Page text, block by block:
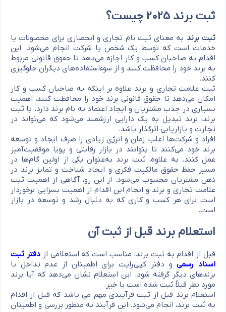
ثبت برند 2025 چیست؟
ثبت برند به معنای ثبت نام تجاری و انحصاری برای محصولات یا
خدمات است که توسط یک شخص یا شرکت انجام می‌شود. این
اقدام به صاحبان کسب و کار اجازه می‌دهد تا حقوق قانونی مربوط
به برند خود را محافظت کنند و از سوءاستفاده‌های دیگران جلوگیری
کنند.
ثبت علامت تجاری و برند علاوه بر اینکه به صاحبان کسب و کار
امکان می‌دهد تا حقوق قانونی برند خود را محافظت کنند، اهمیت
بسیاری در جذب مشتریان و ایجاد اعتماد به نام برند دارد. با ثبت
برند، برند تبدیل به یک دارایی ارزشمند می‌شود که می‌تواند در
تجارت و بازاریابی اثرگذار باشد.
افراد و شرکت‌ها اغلب زمان و انرژی زیادی را صرف ایجاد و توسعه
برند خود می‌کنند تا بتوانند در بازار رقابتی و پویا موفقیت‌آمیز
عمل کنند. به علاوه، ثبت برند به‌عنوان یکی از اولین گام‌ها در
مسیر حفظ حقوق مالکیت فکری و ایجاد شناخت و تمایز برند در
ذهن مشتریان محسوب می‌شود. از این رو، آگاهی از اهمیت ثبت
علامت تجاری و برند و انجام این اقدام از اهمیت بسزایی برخوردار
است برای هر کسب و کاری که به دنبال رشد و توسعه در بازار
است.
استعلام برند قبل از ثبت آن
قبل از اقدام به ثبت برند، مناسب است که استعلامی ازدفتر ثبت
اسناد رسمیو دفتر کپی‌رایت برای اطمینان از عدم تداخل با
برندهای دیگر گرفته شود. این استعلام نشان می‌دهد که آیا برند
مورد نظر قبلاً ثبت شده است یا خیر.
استعلام برند قبل از ثبت فرآیندی مهم می باشد که قبل از اقدام
به ثبت برند، انجام می‌شود. این فرآیند به منظور بررسی و اطمینان